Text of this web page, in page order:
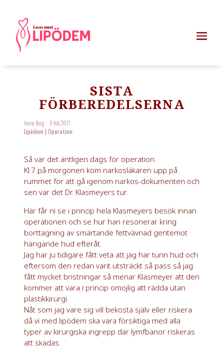
SISTA
FÖRBEREDELSERNA
Jenny Borg
8 feb, 2017
Lipödem |Operation
Så var det äntligen dags för operation.
Kl.7 på morgonen kom narkosläkaren upp på
rummet för att gå igenom narkos-dokumenten och
sen var det Dr. Klasmeyers tur.
Här får ni se i princip hela Klasmeyers besök innan
operationen och se hur han resonerar kring
borttagning av smärtande fettvävnad gentemot
hängande hud efteråt.
Jag har ju tidigare fått veta att jag har tunn hud och
eftersom den redan varit utsträckt så pass så jag
fått mycket bristningar så menar Klasmeyer att den
kommer att vara i princip omöjlig att rädda utan
plastikkirurgi.
Nåt som jag vare sig vill bekosta själv eller riskera
då vi med lipödem ska vara försiktiga med alla
typer av kirurgiska ingrepp där lymfbanor riskeras
att skadas.